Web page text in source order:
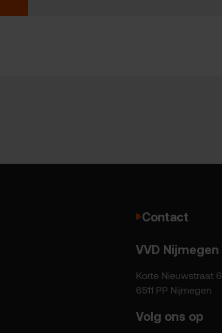
Contact
VVD Nijmegen
Korte Nieuwstraat 6
6511 PP Nijmegen
Volg ons op